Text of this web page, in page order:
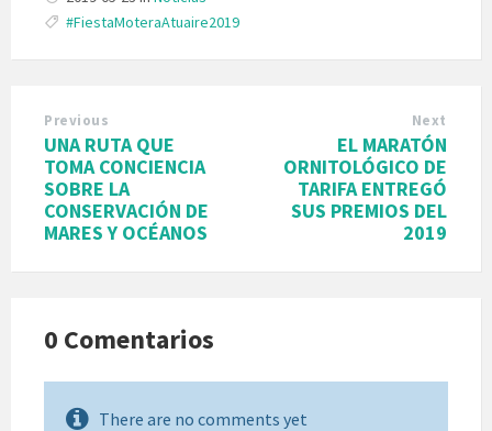
Tags:
#FiestaMoteraAtuaire2019
Previous
UNA RUTA QUE
TOMA CONCIENCIA
SOBRE LA
CONSERVACIÓN DE
MARES Y OCÉANOS
Next
EL MARATÓN
ORNITOLÓGICO DE
TARIFA ENTREGÓ
SUS PREMIOS DEL
2019
0 Comentarios
There are no comments yet